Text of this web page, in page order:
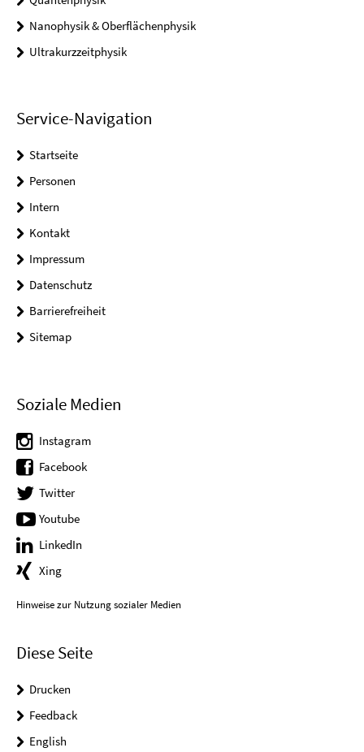
Nanophysik & Oberflächenphysik
Ultrakurzzeitphysik
Service-Navigation
Startseite
Personen
Intern
Kontakt
Impressum
Datenschutz
Barrierefreiheit
Sitemap
Soziale Medien
Instagram
Facebook
Twitter
Youtube
LinkedIn
Xing
Hinweise zur Nutzung sozialer Medien
Diese Seite
Drucken
Feedback
English